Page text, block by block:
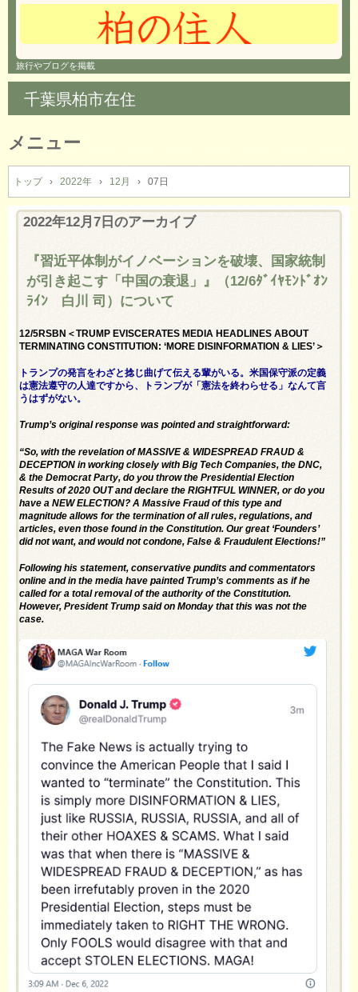
旅行やブログを掲載
千葉県柏市在住
メニュー
コ
ン
テ
ン
トップ › 2022年 › 12月 › 07日
2022年12月7日 のアーカイブ
『習近平体制がイノベーションを破壊、国家統制
が引き起こす「中国の衰退」』（12/6ﾀﾞｲﾔﾓﾝﾄﾞｵﾝ
ﾗｲﾝ 白川 司）について
12/5RSBN＜TRUMP EVISCERATES MEDIA HEADLINES ABOUT
TERMINATING CONSTITUTION: ‘MORE DISINFORMATION & LIES’＞
トランプの発言をわざと捻じ曲げて伝える輩がいる。米国保守派の定義
は憲法遵守の人達ですから、トランプが「憲法を終わらせる」なんて言
うはずがない。
Trump’s original response was pointed and straightforward:
“So, with the revelation of MASSIVE & WIDESPREAD FRAUD &
DECEPTION in working closely with Big Tech Companies, the DNC,
& the Democrat Party, do you throw the Presidential Election
Results of 2020 OUT and declare the RIGHTFUL WINNER, or do you
have a NEW ELECTION? A Massive Fraud of this type and
magnitude allows for the termination of all rules, regulations, and
articles, even those found in the Constitution. Our great ‘Founders’
did not want, and would not condone, False & Fraudulent Elections!”
Following his statement, conservative pundits and commentators
online and in the media have painted Trump’s comments as if he
called for a total removal of the authority of the Constitution.
However, President Trump said on Monday that this was not the
case.